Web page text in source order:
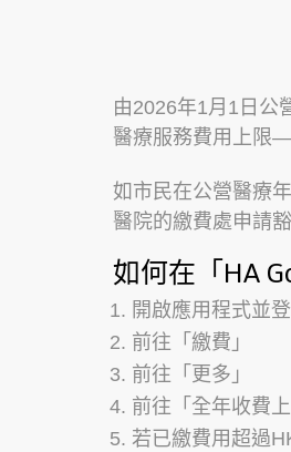
由2026年1月1日公
醫療服務費用上限
如市民在公營醫療
醫院的繳費處申請
如何在「HA
開啟應用程式並
前往「繳費」
前往「更多」
前往「全年收費上
若已繳費用超過